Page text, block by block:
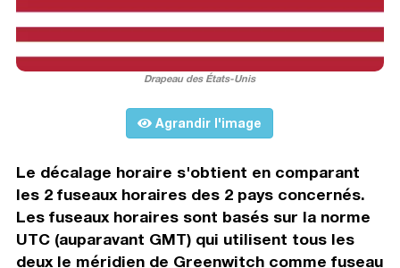
Drapeau des États-Unis
Agrandir l'image
Le décalage horaire s'obtient en comparant
les 2 fuseaux horaires des 2 pays concernés.
Les fuseaux horaires sont basés sur la norme
UTC (auparavant GMT) qui utilisent tous les
deux le méridien de Greenwitch comme fuseau